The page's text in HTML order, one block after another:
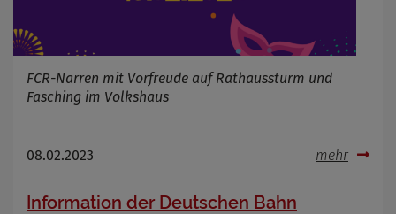
FCR-Narren mit Vorfreude auf Rathaussturm und
Fasching im Volkshaus
08.02.2023 mehr
Information der Deutschen Bahn